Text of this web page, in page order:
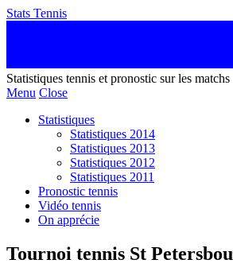
Stats Tennis
Statistiques tennis et pronostic sur les
Menu Close
Statistiques
Statistiques 2014
Statistiques 2013
Statistiques 2012
Statistiques 2011
Pronostic tennis
Vidéo tennis
On apprécie
Tournoi tennis St